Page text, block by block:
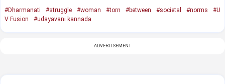
#Dharmanati #struggle #woman #torn #between #societal #norms
#U
V Fusion
#udayavani kannada
ADVERTISEMENT